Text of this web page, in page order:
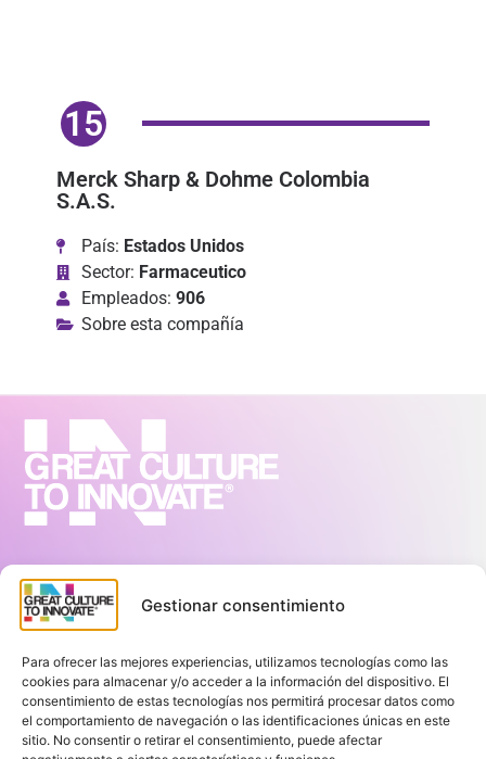
Gestionar consentimiento
Para ofrecer las mejores experiencias, utilizamos tecnologías como las
cookies para almacenar y/o acceder a la información del dispositivo. El
consentimiento de estas tecnologías nos permitirá procesar datos como
el comportamiento de navegación o las identificaciones únicas en este
sitio. No consentir o retirar el consentimiento, puede afectar
15
Merck Sharp & Dohme Colombia
S.A.S.
País: Estados Unidos
Sector: Farmaceutico
Empleados: 906
Sobre esta compañía
Sitemap
Inicio
Acerca de nosotros
Blog
Contacto